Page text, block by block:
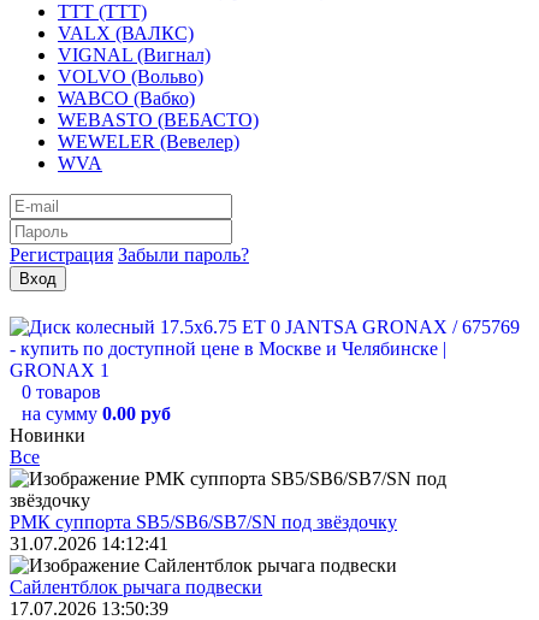
TTT (ТТТ)
VALX (ВАЛКС)
VIGNAL (Вигнал)
VOLVO (Вольво)
WABCO (Вабко)
WEBASTO (ВЕБАСТО)
WEWELER (Вевелер)
WVA
Регистрация Забыли пароль?
0 товаров
на сумму 0.00 руб
Новинки
Все
РМК суппорта SB5/SB6/SB7/SN под звёздочку
31.07.2026 14:12:41
Сайлентблок рычага подвески
17.07.2026 13:50:39